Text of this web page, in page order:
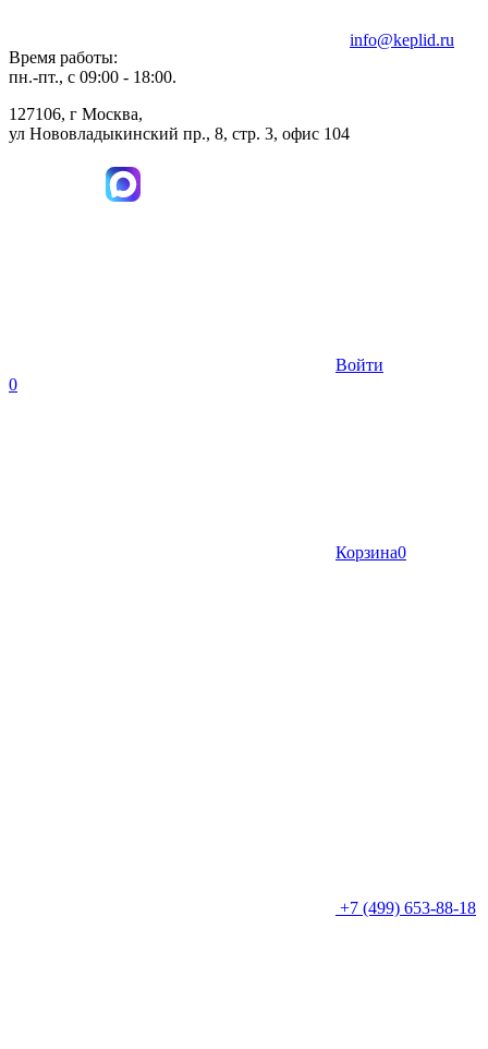
Время работы:
пн.-пт., с 09:00 - 18:00.
127106, г Москва,
ул Нововладыкинский пр., 8, стр. 3, офис 104
info@keplid.ru
Войти
0
Корзина0
+7 (499) 653-88-18